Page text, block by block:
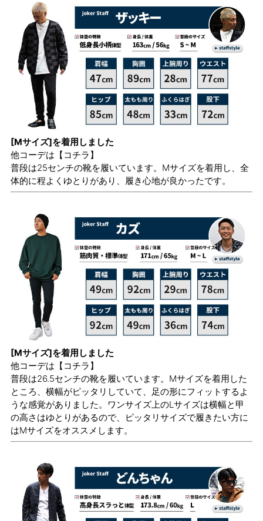
[Mサイズ]を着用しました
他コーデは 【コチラ】
普段は25センチの靴を履いています。Mサイズを着用し、全
体的に程よくゆとりがあり、履き心地が良かったです。
[Mサイズ]を着用しました
他コーデは 【コチラ】
普段は26.5センチの靴を履いています。Mサイズを着用した
ところ、横幅がピッタリしていて、足の形にフィットするよ
うな感覚がありました。ワンサイズ上のLサイズは横幅と甲
の高さはゆとりがあるので、ピッタリサイズで履きたい方に
はMサイズをオススメします。